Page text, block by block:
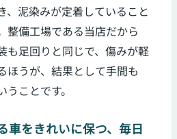
、泥染みが定着していること
整備工場である当店だから
も足回りと同じで、傷みが軽
ほうが、結果として手間も
ことです。
車をきれいに保つ、毎日